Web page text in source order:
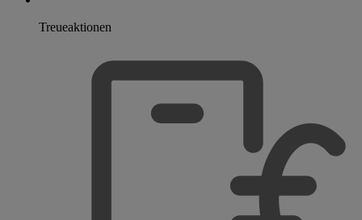
Treueaktionen